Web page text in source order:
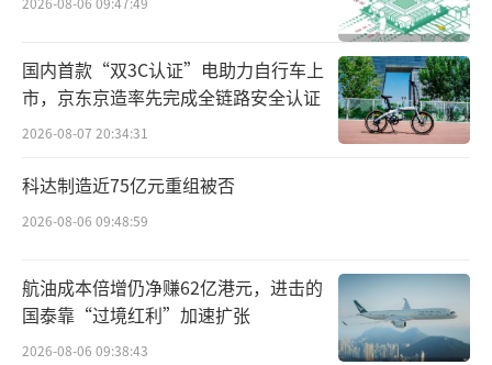
面下功夫。据了解，更名前的伯希和后签约代
言人、合作KOL等大力提升品牌知名度。如在2
014年，伯希和签约合作著名歌手杨坤进行营
销，后期又先后合作了白百何、佟丽娅等影视
演员切入女性户外市场。2024年10月，伯希和
宣布青年演员成毅出任全球品牌代言人。官宣
后14小时内全平台获约10亿浏览量、2亿互动
的奔赴自然签约赵露思成为第二位品牌代言
人。
国内首款“双3C认证”电助力自行车上
市，京东京造率先完成全链路安全认证
2026-08-07 20:34:31
科达制造近75亿元重组被否
2026-08-06 09:48:59
航油成本倍增仍净赚62亿港元，进击的
国泰靠“过境红利”加速扩张
2026-08-06 09:38:43